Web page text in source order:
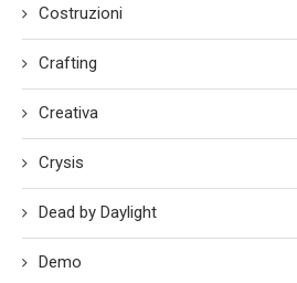
Costruzioni
Crafting
Creativa
Crysis
Dead by Daylight
Demo